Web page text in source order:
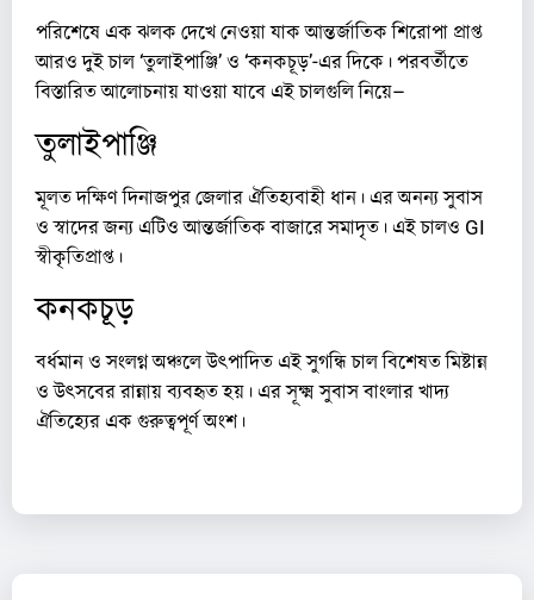
পরিশেষে এক ঝলক দেখে নেওয়া যাক আন্তর্জাতিক শিরোপা প্রাপ্ত
আরও দুই চাল ‘তুলাইপাঞ্জি’ ও ‘কনকচূড়’-এর দিকে। পরবর্তীতে
বিস্তারিত আলোচনায় যাওয়া যাবে এই চালগুলি নিয়ে–
তুলাইপাঞ্জি
মূলত দক্ষিণ দিনাজপুর জেলার ঐতিহ্যবাহী ধান। এর অনন্য সুবাস
ও স্বাদের জন্য এটিও আন্তর্জাতিক বাজারে সমাদৃত। এই চালও GI
স্বীকৃতিপ্রাপ্ত।
কনকচূড়
বর্ধমান ও সংলগ্ন অঞ্চলে উৎপাদিত এই সুগন্ধি চাল বিশেষত মিষ্টান্ন
ও উৎসবের রান্নায় ব্যবহৃত হয়। এর সূক্ষ্ম সুবাস বাংলার খাদ্য
ঐতিহ্যের এক গুরুত্বপূর্ণ অংশ।